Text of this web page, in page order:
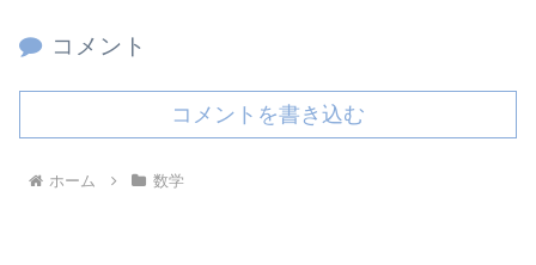
コメント
コメントを書き込む
ホーム 数学